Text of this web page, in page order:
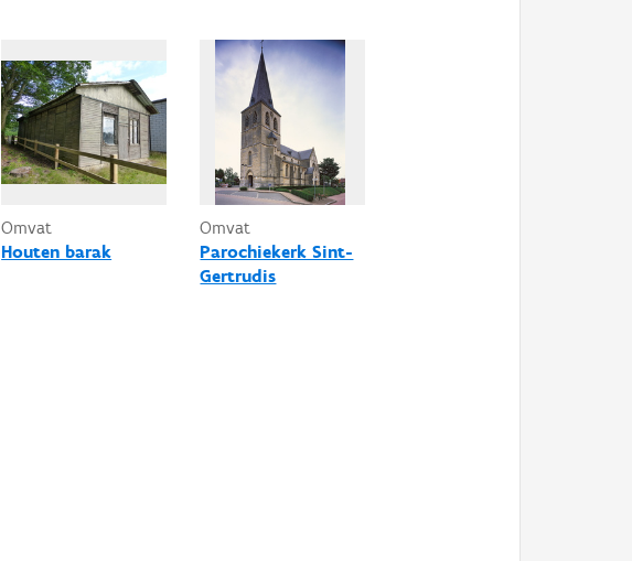
Omvat
Houten barak
Omvat
Parochiekerk Sint-
Gertrudis